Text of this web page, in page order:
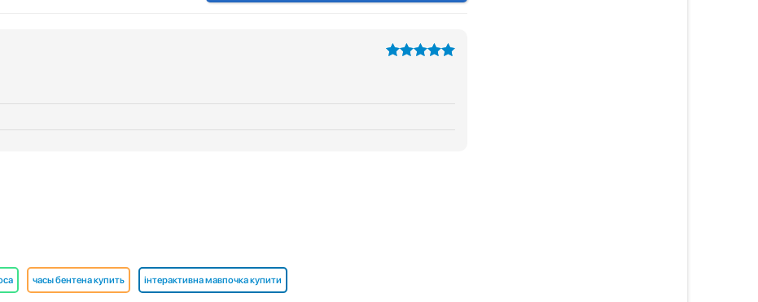
часы бентена купить інтерактивна мавпочка купити